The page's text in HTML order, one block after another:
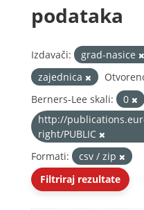
podataka
Izdavači: grad-nasice
zajednica
Berners-Lee skali:
0
http://
right/PUBLIC
Formati:
csv / zip
Filtriraj rezultate